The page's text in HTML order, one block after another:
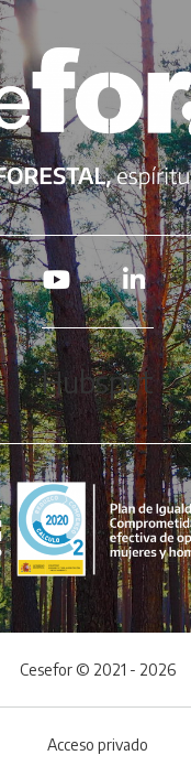
Hubspot
Cesefor © 2021 - 2026
Acceso privado